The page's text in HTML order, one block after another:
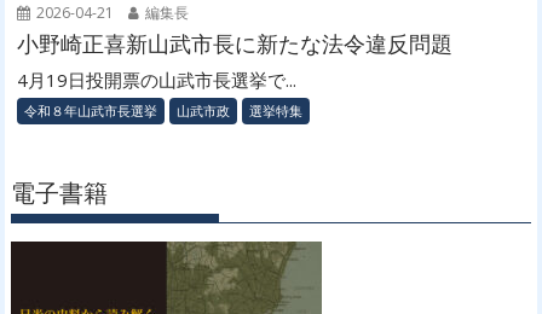
2026-04-21 編集長
小野崎正喜新山武市長に新たな法令違反問題
4月19日投開票の山武市長選挙で...
令和８年山武市長選挙 山武市政 選挙特集
電子書籍